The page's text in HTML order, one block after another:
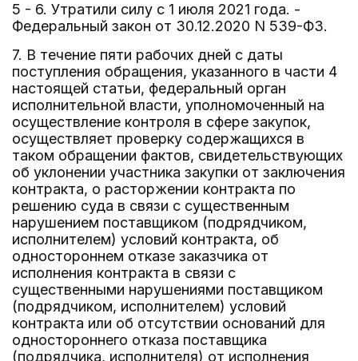
5 - 6. Утратили силу с 1 июля 2021 года. -
Федеральный закон от 30.12.2020 N 539-ФЗ.
7. В течение пяти рабочих дней с даты
поступления обращения, указанного в части 4
настоящей статьи, федеральный орган
исполнительной власти, уполномоченный на
осуществление контроля в сфере закупок,
осуществляет проверку содержащихся в
таком обращении фактов, свидетельствующих
об уклонении участника закупки от заключения
контракта, о расторжении контракта по
решению суда в связи с существенным
нарушением поставщиком (подрядчиком,
исполнителем) условий контракта, об
одностороннем отказе заказчика от
исполнения контракта в связи с
существенными нарушениями поставщиком
(подрядчиком, исполнителем) условий
контракта или об отсутствии оснований для
одностороннего отказа поставщика
(подрядчика, исполнителя) от исполнения